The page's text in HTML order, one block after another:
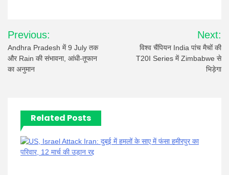
Post
navigation
Previous:
Andhra Pradesh में 9 July तक
और Rain की संभावना, आंधी-तूफान
का अनुमान
Next:
विश्व चैंपियन India पांच मैचों की
T20I Series में Zimbabwe से
भिड़ेगा
Related Posts